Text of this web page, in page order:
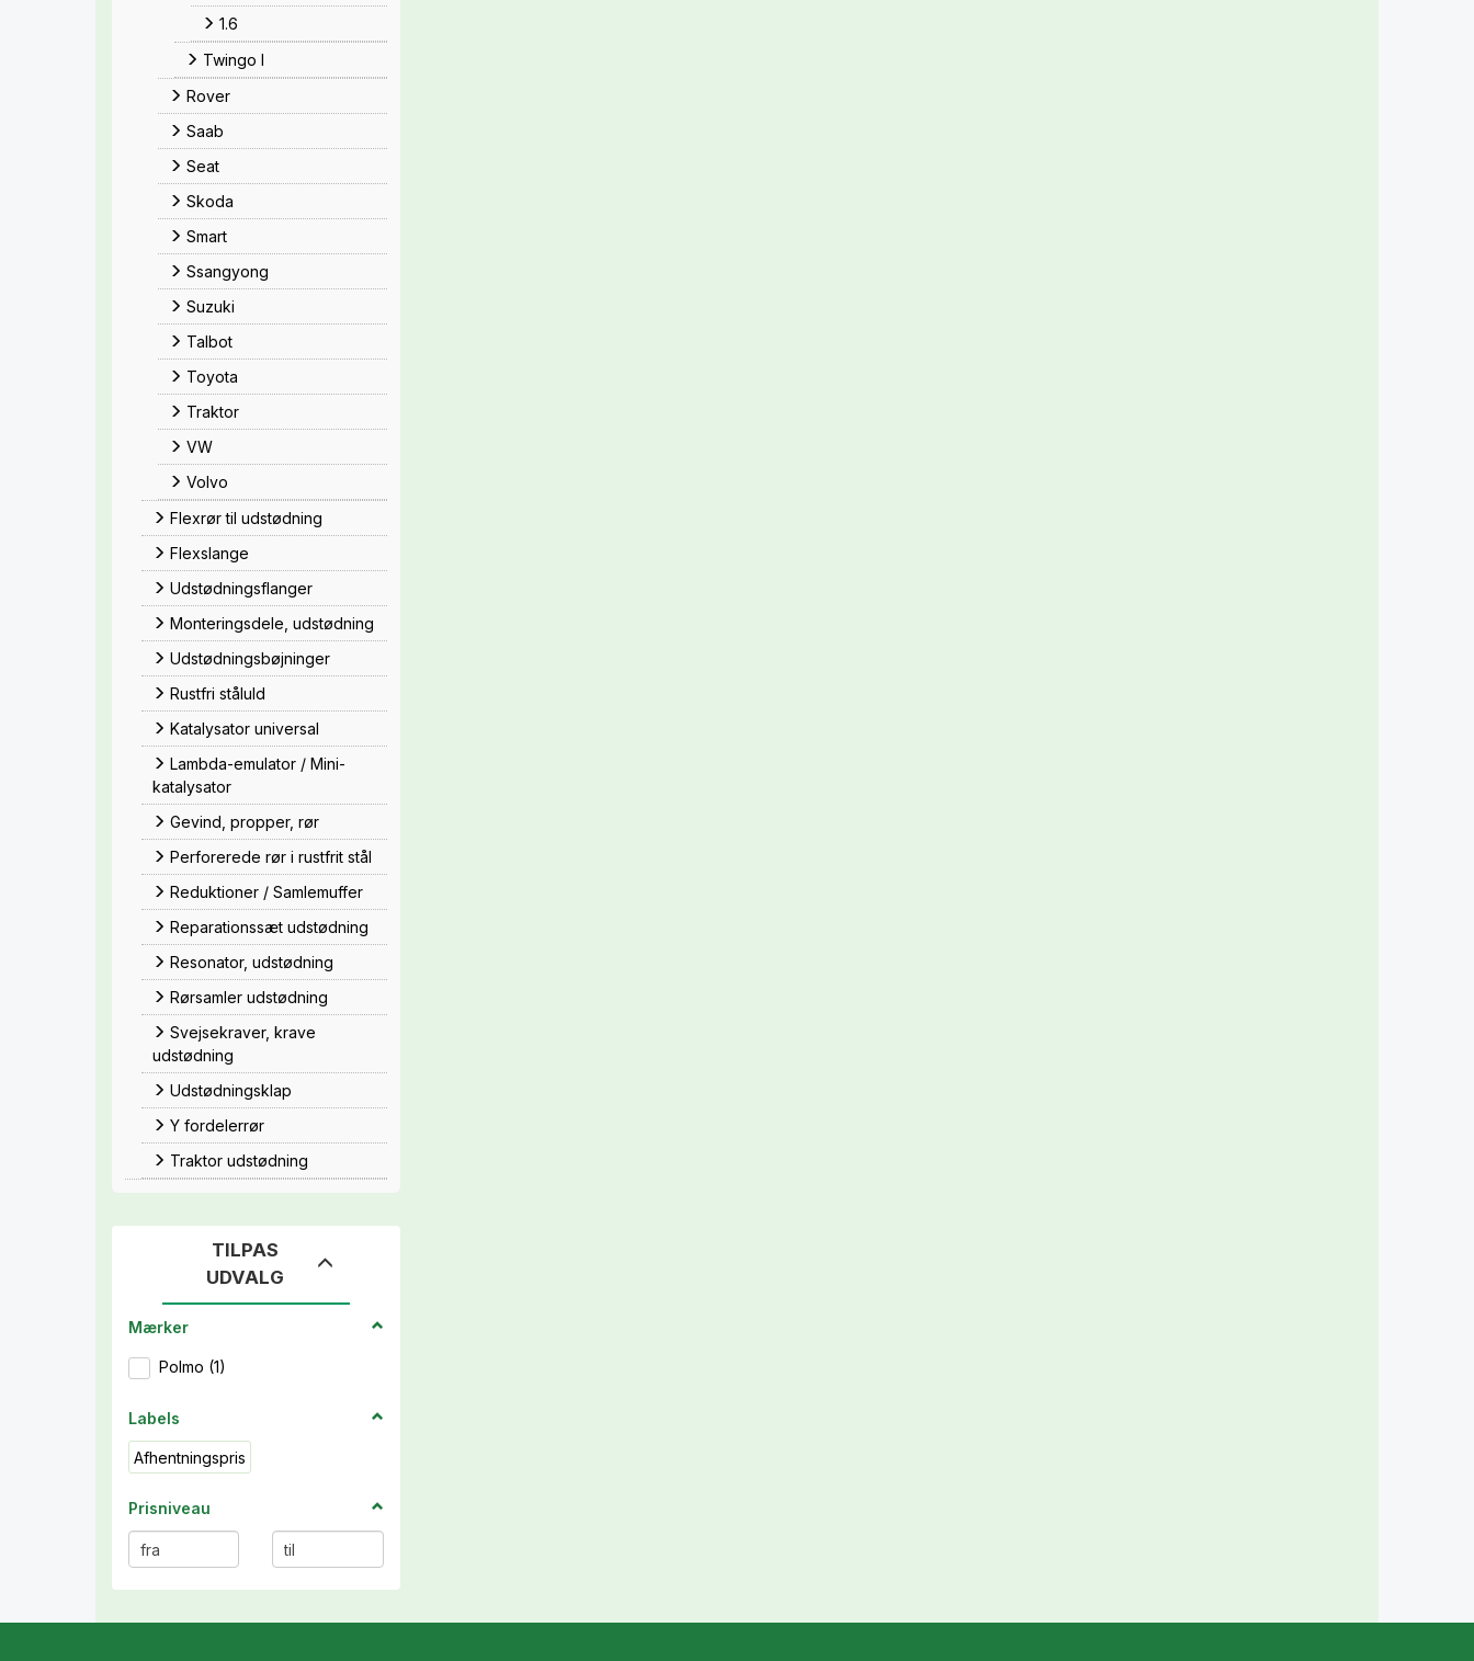
1.6
Twingo I
Rover
Saab
Seat
Skoda
Smart
Ssangyong
Suzuki
Talbot
Toyota
Traktor
VW
Volvo
Flexrør til udstødning
Flexslange
Udstødningsflanger
Monteringsdele, udstødning
Udstødningsbøjninger
Rustfri ståluld
Katalysator universal
Lambda-emulator / Mini-
katalysator
Gevind, propper, rør
Perforerede rør i rustfrit stål
Reduktioner / Samlemuffer
Reparationssæt udstødning
Resonator, udstødning
Rørsamler udstødning
Svejsekraver, krave
udstødning
Udstødningsklap
Y fordelerrør
Traktor udstødning
TILPAS
UDVALG
Mærker
Polmo (1)
Labels
Afhentningspris
Prisniveau